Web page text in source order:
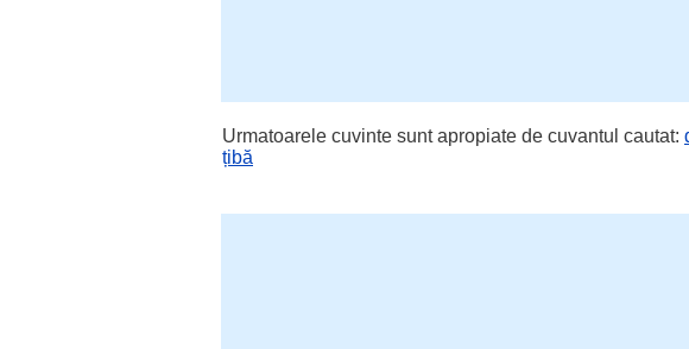
Urmatoarele cuvinte sunt apropiate de cuvantul cautat:
țibă